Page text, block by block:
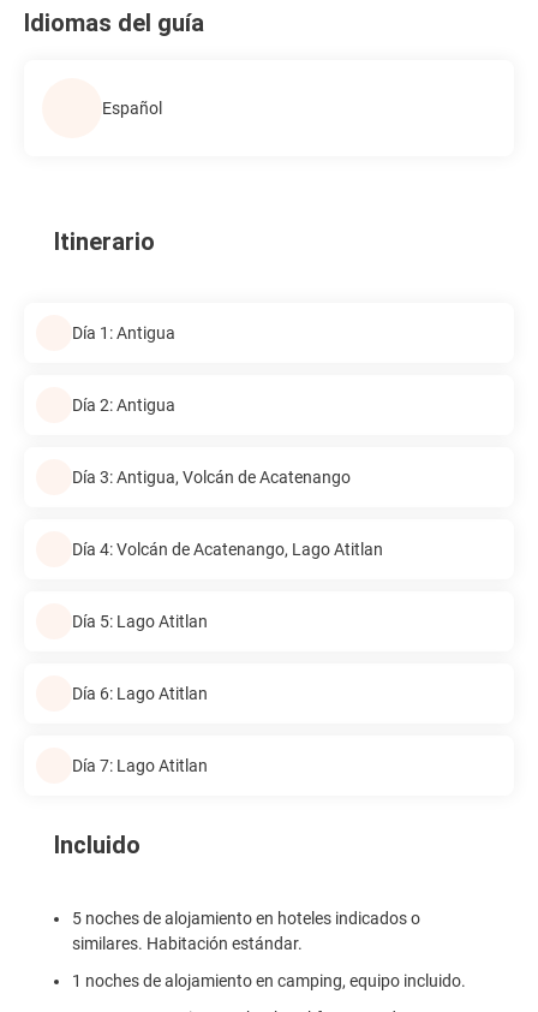
Idiomas del guía
Español
Itinerario
Día 1: Antigua
Día 2: Antigua
Día 3: Antigua, Volcán de Acatenango
Día 4: Volcán de Acatenango, Lago Atitlan
Día 5: Lago Atitlan
Día 6: Lago Atitlan
Día 7: Lago Atitlan
Incluido
5 noches de alojamiento en hoteles indicados o
similares. Habitación estándar.
1 noches de alojamiento en camping, equipo incluido.